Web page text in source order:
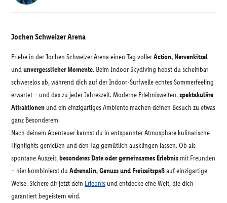
Jochen Schweizer Arena
Erlebe in der Jochen Schweizer Arena einen Tag vollerAction, Nervenkitzel
undunvergesslicher Momente. Beim Indoor Skydiving hebst du scheinbar
schwerelos ab, während dich auf der Indoor-Surfwelle echtes Sommerfeeling
erwartet – und das zu jeder Jahreszeit. Moderne Erlebniswelten,spektakuläre
Attraktionen und ein einzigartiges Ambiente machen deinen Besuch zu etwas
ganz Besonderem.
Nach deinem Abenteuer kannst du in entspannter Atmosphäre kulinarische
Highlights genießen und den Tag gemütlich ausklingen lassen. Ob als
spontane Auszeit,besonderes Date oder gemeinsames Erlebnismit Freunden
– hier kombinierst duAdrenalin, Genuss und Freizeitspaßauf einzigartige
Weise. Sichere dir jetzt dein Erlebnis und entdecke eine Welt, die dich
garantiert begeistern wird.